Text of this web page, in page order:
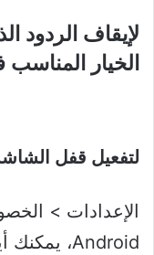
لإيقاف الردود
الخيار
لتفعيل قفل
الإعدادات >
Android، يمكنك أيضاً تفعيل مهلة القفل.